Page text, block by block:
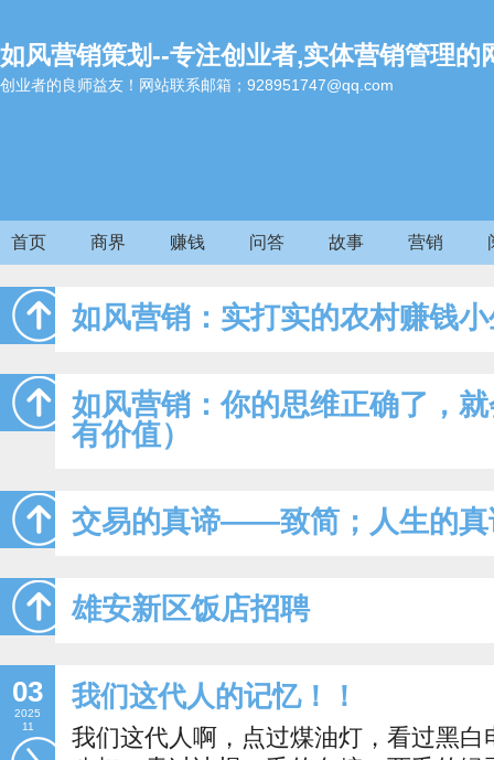
如风营销策划--专注创业者,实体营销管理的
创业者的良师益友！网站联系邮箱；928951747@qq.com
首页 商界 赚钱 问答 故事 营销
如风营销：实打实的农村赚钱
如风营销：你的思维正确了，
有价值）
交易的真谛——致简；人生的
雄安新区饭店招聘
03
2025
11
我们这代人的记忆！！
我们这代人啊，点过煤油灯，看过黑